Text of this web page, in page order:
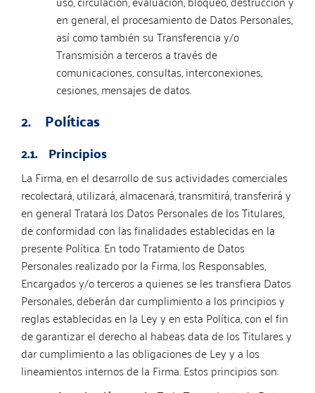
en general, el procesamiento de Datos Personales,
así como también su Transferencia y/o
Transmisión a terceros a través de
comunicaciones, consultas, interconexiones,
cesiones, mensajes de datos.
2. Políticas
2.1. Principios
La Firma, en el desarrollo de sus actividades comerciales
recolectará, utilizará, almacenará, transmitirá, transferirá y
en general Tratará los Datos Personales de los Titulares,
de conformidad con las finalidades establecidas en la
presente Política. En todo Tratamiento de Datos
Personales realizado por la Firma, los Responsables,
Encargados y/o terceros a quienes se les transfiera Datos
Personales, deberán dar cumplimiento a los principios y
reglas establecidas en la Ley y en esta Política, con el fin
de garantizar el derecho al habeas data de los Titulares y
dar cumplimiento a las obligaciones de Ley y a los
lineamientos internos de la Firma. Estos principios son: